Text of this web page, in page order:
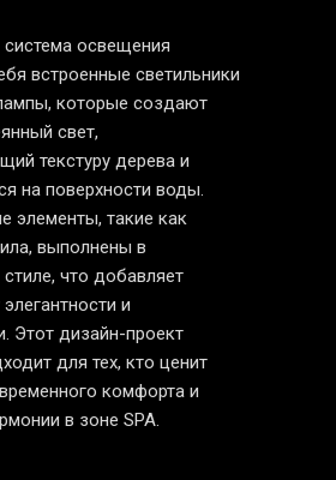
освещения
встроенные светильники
которые создают
свет,
текстуру дерева и
на поверхности воды.
элементы, такие как
выполнены в
что добавляет
и
Этот дизайн-проект
для тех, кто ценит
комфорта и
в зоне SPA.